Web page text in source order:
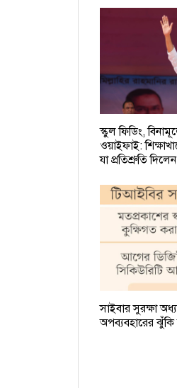
স্কুল ফিডিং,
ওয়াইফাই:
যা প্রতিশ্রুতি দিলেন
সাইবার সুরক্ষা
অপব্যবহারের